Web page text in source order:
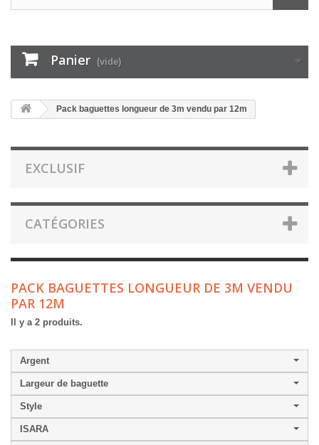
Panier (vide)
Pack baguettes longueur de 3m vendu par 12m
EXCLUSIF
CATÉGORIES
PACK BAGUETTES LONGUEUR DE 3M VENDU
PAR 12M
Il y a 2 produits.
Argent
Largeur de baguette
Style
ISARA